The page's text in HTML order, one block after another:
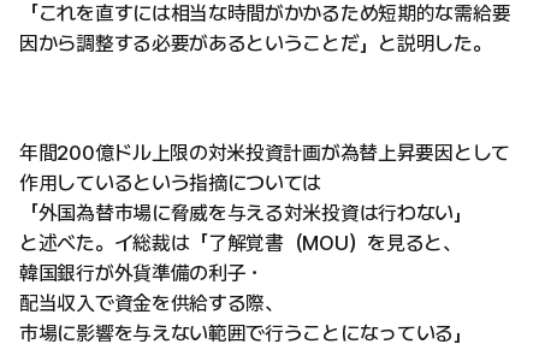
「これを直すには相当な時間がかかるため短期的な需給要
因から調整する必要があるということだ」と説明した。
年間200億ドル上限の対米投資計画が為替上昇要因として
作用しているという指摘については
「外国為替市場に脅威を与える対米投資は行わない」
と述べた。イ総裁は「了解覚書（MOU）を見ると、
韓国銀行が外貨準備の利子・
配当収入で資金を供給する際、
市場に影響を与えない範囲で行うことになっている」